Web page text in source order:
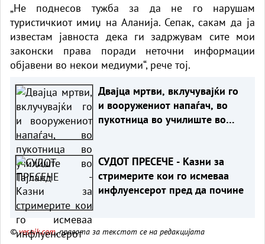
„Не поднесов тужба за да не го нарушам
туристичкиот имиџ на Аланија. Сепак, сакам да ја
известам јавноста дека ги задржувам сите мои
законски права поради неточни информации
објавени во некои медиуми“, рече тој.
Двајца мртви, вклучувајќи го
и вооружениот напаѓач, во
пукотница во училиште во
СУДОТ ПРЕСЕЧЕ - Казни за
стримерите кои го исмеваа
инфлуенсерот пред да почине
©vesnik.com, правата за текстот се на редакцијата